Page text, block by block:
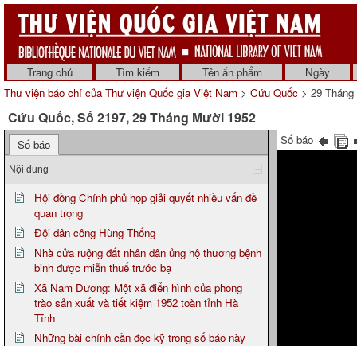
Trang chủ Tìm kiếm Tên ấn phẩm
Ngày
Thư viện báo chí của Thư viện Quốc gia Việt Nam > Cứu Quốc > 29
Cứu Quốc, Số 2197, 29 Tháng Mười 1952
Số báo
Nội dung
Hội đồng Chính phủ họp giải quyết nhiều vấn đề
quan trọng
Đội dân công Hùng Thống
Nhà cửa ruộng đất nhân dân ủng hộ thương bệnh
binh được miễn thuế trước bạ
Xã Nam Dương: Một xã điển hình của phong
trào sản xuất và tiết kiệm 1952 toàn tỉnh Hà
Tĩnh
Những bài chính cần đọc kỹ trong số báo này
Số báo